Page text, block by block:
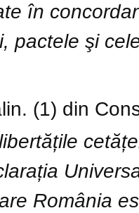
în
pactele şi
(1) din
România